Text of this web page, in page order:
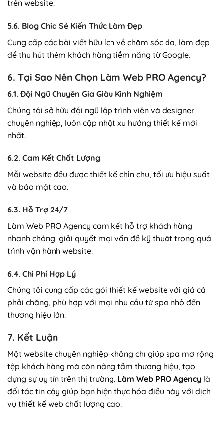
trên website.
5.6. Blog Chia Sẻ Kiến Thức Làm Đẹp
Cung cấp các bài viết hữu ích về chăm sóc da, làm đẹp
để thu hút thêm khách hàng tiềm năng từ Google.
6. Tại Sao Nên Chọn Làm Web PRO Agency?
6.1. Đội Ngũ Chuyên Gia Giàu Kinh Nghiệm
Chúng tôi sở hữu đội ngũ lập trình viên và designer
chuyên nghiệp, luôn cập nhật xu hướng thiết kế mới
nhất.
6.2. Cam Kết Chất Lượng
Mỗi website đều được thiết kế chỉn chu, tối ưu hiệu suất
và bảo mật cao.
6.3. Hỗ Trợ 24/7
Làm Web PRO Agency cam kết hỗ trợ khách hàng
nhanh chóng, giải quyết mọi vấn đề kỹ thuật trong quá
trình vận hành website.
6.4. Chi Phí Hợp Lý
Chúng tôi cung cấp các gói thiết kế website với giá cả
phải chăng, phù hợp với mọi nhu cầu từ spa nhỏ đến
thương hiệu lớn.
7. Kết Luận
Một website chuyên nghiệp không chỉ giúp spa mở rộng
tệp khách hàng mà còn nâng tầm thương hiệu, tạo
dựng sự uy tín trên thị trường. Làm Web PRO Agency là
đối tác tin cậy giúp bạn hiện thực hóa điều này với dịch
vụ thiết kế web chất lượng cao.